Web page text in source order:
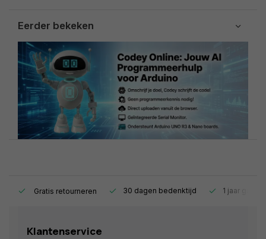
Eerder bekeken
Gratis retourneren 30 dagen bedenktijd 1 jaar
Klantenservice